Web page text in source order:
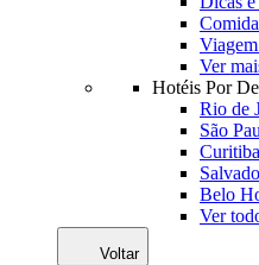
Ver
Hotéis Por
Rio de
São
Curitiba
Belo
Ver
Voltar